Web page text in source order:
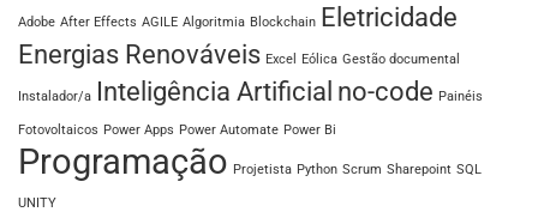
Adobe After Effects AGILE Algoritmia Blockchain Eletricidade
Energias Renováveis Excel Eólica Gestão documental
Instalador/a Inteligência Artificial no-code Painéis
Fotovoltaicos Power Apps Power Automate Power Bi
Programação Projetista Python Scrum Sharepoint SQL
UNITY